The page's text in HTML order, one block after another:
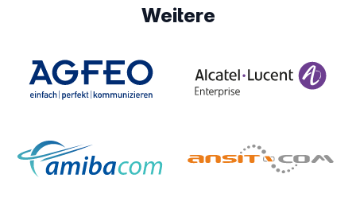
Weitere